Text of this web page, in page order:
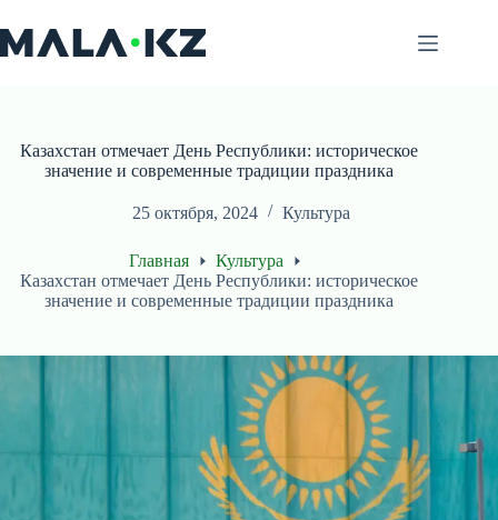
к
сути
Казахстан отмечает День Республики: историческое
значение и современные традиции праздника
25 октября, 2024 Культура
Главная
Культура
Казахстан отмечает День Республики: историческое
значение и современные традиции праздника